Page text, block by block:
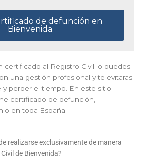
de defunción en
Bienvenida
certificado al Registro Civil lo puedes
una gestión profesional y te evitaras
perder el tiempo. En este sitio
certificado de defunción,
en toda España.
realizarse exclusivamente de manera
de Bienvenida?